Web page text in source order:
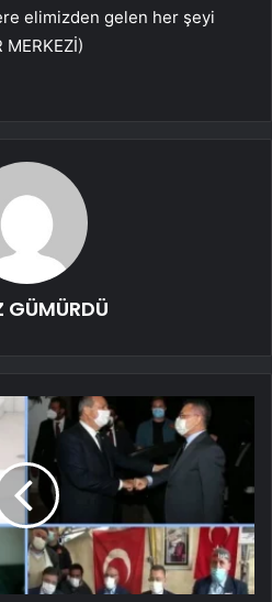
elimizden gelen her şeyi
GÜMÜRDÜ